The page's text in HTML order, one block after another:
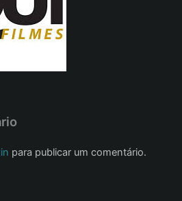
para publicar um comentário.